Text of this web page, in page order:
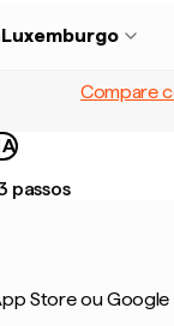
Luxemburgo
Compare
passos
Store ou